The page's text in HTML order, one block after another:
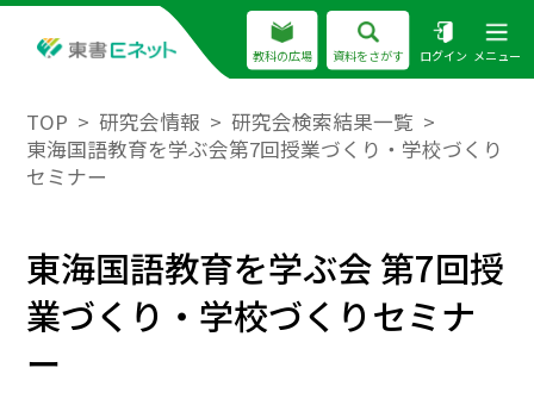
教科の広場 資料をさがす ログイン メニュー
TOP 研究会情報
研究会検索結果一覧
東海国語教育を学ぶ会第7回授業づくり・学校づくり
セミナー
東海国語教育を学ぶ会 第7回授
業づくり・学校づくりセミナ
ー